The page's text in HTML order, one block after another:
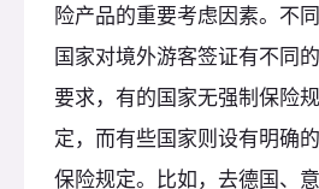
险产品的重要考虑因素。不同
国家对境外游客签证有不同的
要求，有的国家无强制保险规
定，而有些国家则设有明确的
保险规定。比如，去德国、意